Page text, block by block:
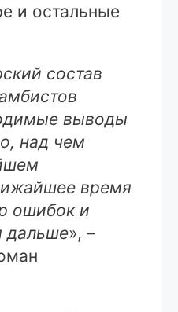
и остальные
состав
выводы
над чем
время
ошибок и
дальше», –